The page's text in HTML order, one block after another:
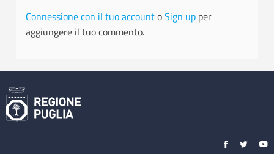
Connessione con il tuo accountoSign up per
aggiungere il tuo commento.